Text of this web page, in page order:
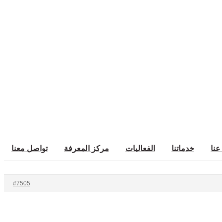
خدماتنا الفعاليات مركز المعرفة تواصل معنا
#7505